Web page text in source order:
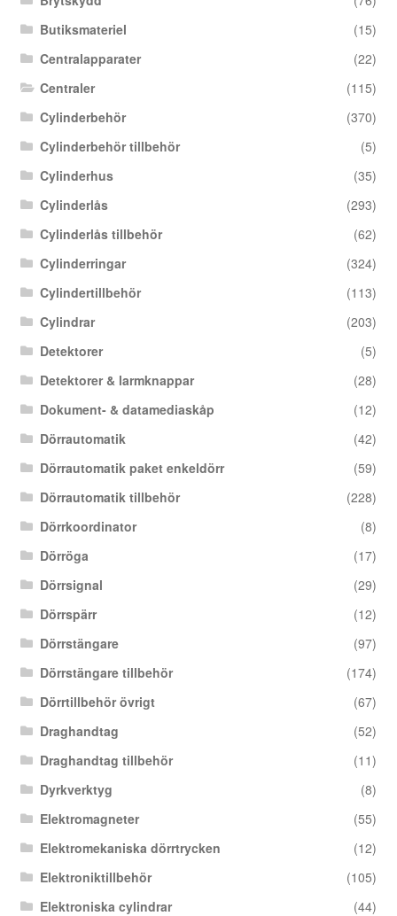
Butiksmateriel
(15)
Centralapparater
(22)
Centraler
(115)
Cylinderbehör
(370)
Cylinderbehör tillbehör
(5)
Cylinderhus
(35)
Cylinderlås
(293)
Cylinderlås tillbehör
(62)
Cylinderringar
(324)
Cylindertillbehör
(113)
Cylindrar
(203)
Detektorer
(5)
Detektorer & larmknappar
(28)
Dokument- & datamediaskåp
(12)
Dörrautomatik
(42)
Dörrautomatik paket enkeldörr
(59)
Dörrautomatik tillbehör
(228)
Dörrkoordinator
(8)
Dörröga
(17)
Dörrsignal
(29)
Dörrspärr
(12)
Dörrstängare
(97)
Dörrstängare tillbehör
(174)
Dörrtillbehör övrigt
(67)
Draghandtag
(52)
Draghandtag tillbehör
(11)
Dyrkverktyg
(8)
Elektromagneter
(55)
Elektromekaniska dörrtrycken
(12)
Elektroniktillbehör
(105)
Elektroniska cylindrar
(44)